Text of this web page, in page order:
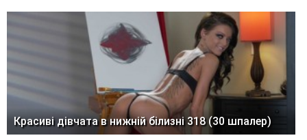
Красиві дівчата в нижній білизні 318 (30 шпалер)